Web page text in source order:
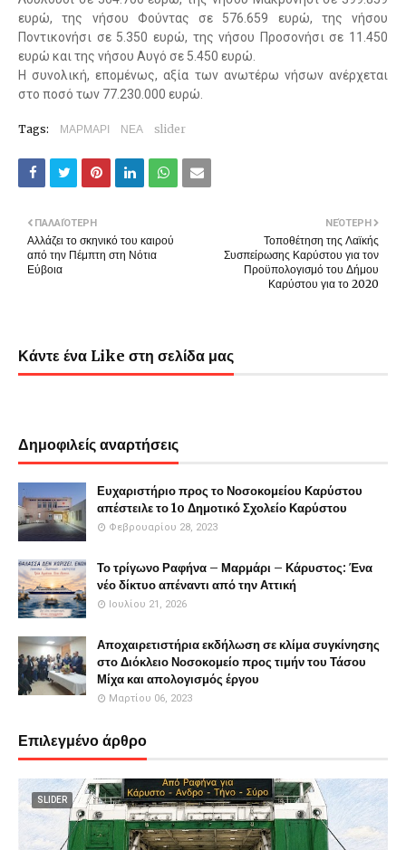
ευρώ, της νήσου Φούντας σε 576.659 ευρώ, της νήσου
Ποντικονήσι σε 5.350 ευρώ, της νήσου Προσονήσι σε 11.450
ευρώ και της νήσου Αυγό σε 5.450 ευρώ.
Η συνολική, επομένως, αξία των ανωτέρω νήσων ανέρχεται
στο ποσό των 77.230.000 ευρώ.
Tags: ΜΑΡΜΑΡΙ ΝΕΑ slider
ΝΕΌΤΕΡΗ
Τοποθέτηση της Λαϊκής
Συσπείρωσης Καρύστου για τον
Προϋπολογισμό του Δήμου
Καρύστου για το 2020
ΠΑΛΑΙΌΤΕΡΗ
Αλλάζει το σκηνικό του καιρού
από την Πέμπτη στη Νότια
Εύβοια
Κάντε ένα Like στη σελίδα μας
Δημοφιλείς αναρτήσεις
Ευχαριστήριο προς το Νοσοκομείου Καρύστου
απέστειλε το 1o Δημοτικό Σχολείο Καρύστου
Φεβρουαρίου 28, 2023
Το τρίγωνο Ραφήνα – Μαρμάρι – Κάρυστος: Ένα
νέο δίκτυο απέναντι από την Αττική
Ιουλίου 21, 2026
Αποχαιρετιστήρια εκδήλωση σε κλίμα συγκίνησης
στο Διόκλειο Νοσοκομείο προς τιμήν του Τάσου
Μίχα και απολογισμός έργου
Μαρτίου 06, 2023
Επιλεγμένο άρθρο
SLIDER